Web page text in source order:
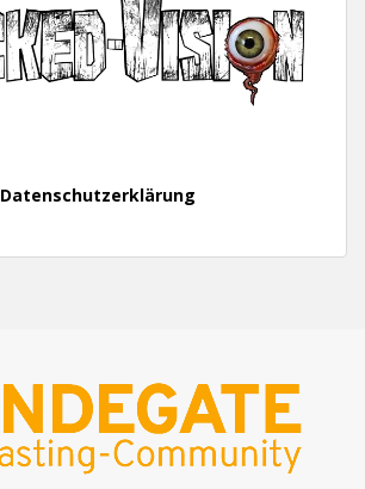
Datenschutzerklärung